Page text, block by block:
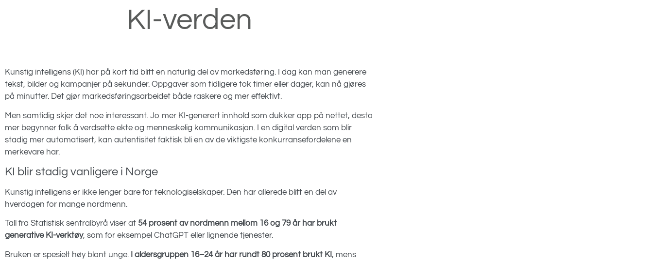
KI-verden
Kunstig intelligens (KI) har på kort tid blitt en naturlig del av markedsføring. I dag kan man generere
tekst, bilder og kampanjer på sekunder. Oppgaver som tidligere tok timer eller dager, kan nå gjøres
på minutter. Det gjør markedsføringsarbeidet både raskere og mer effektivt.
Men samtidig skjer det noe interessant. Jo mer KI-generert innhold som dukker opp på nettet, desto
mer begynner folk å verdsette ekte og menneskelig kommunikasjon. I en digital verden som blir
stadig mer automatisert, kan autentisitet faktisk bli en av de viktigste konkurransefordelene en
merkevare har.
KI blir stadig vanligere i Norge
Kunstig intelligens er ikke lenger bare for teknologiselskaper. Den har allerede blitt en del av
hverdagen for mange nordmenn.
Tall fra Statistisk sentralbyrå viser at 54 prosent av nordmenn mellom 16 og 79 år har brukt
generative KI-verktøy, som for eksempel ChatGPT eller lignende tjenester.
Bruken er spesielt høy blant unge. I aldersgruppen 16–24 år har rundt 80 prosent brukt KI, mens